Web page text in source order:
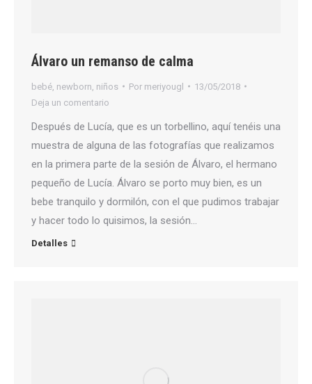
Álvaro un remanso de calma
bebé newborn niños Por meriyougl
13/05/2018
Deja un comentario
Después de Lucía, que es un torbellino, aquí tenéis una
muestra de alguna de las fotografías que realizamos
en la primera parte de la sesión de Álvaro, el hermano
pequeño de Lucía. Álvaro se porto muy bien, es un
bebe tranquilo y dormilón, con el que pudimos trabajar
y hacer todo lo quisimos, la sesión…
Detalles